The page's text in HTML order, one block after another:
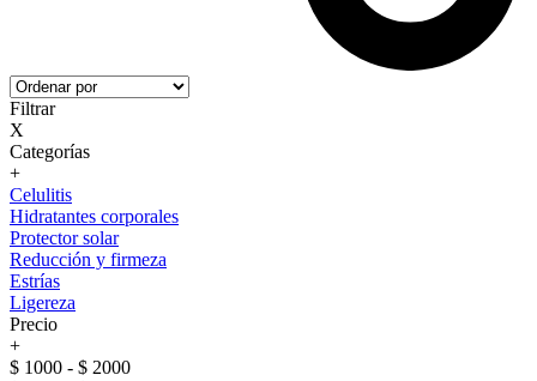
Filtrar
X
Categorías
+
Celulitis
Hidratantes corporales
Protector solar
Reducción y firmeza
Estrías
Ligereza
Precio
+
$ 1000 - $ 2000